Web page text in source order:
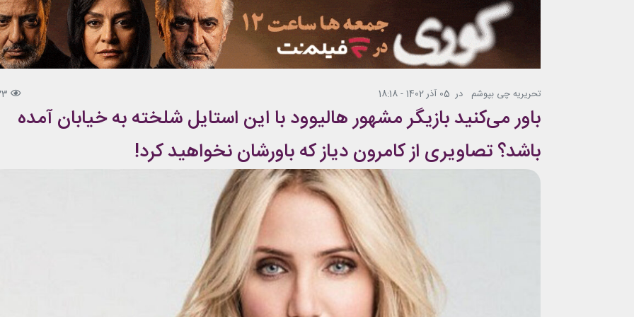
تحریریه چی بپوشم در 05 آذر 1402 - 18:18
باور می‌کنید بازیگر مشهور هالیوود با این استایل شلخته به خیابان آمده
باشد؟ تصاویری از کامرون دیاز که باورشان نخواهید کرد!